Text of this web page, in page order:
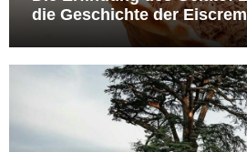
die Geschichte der